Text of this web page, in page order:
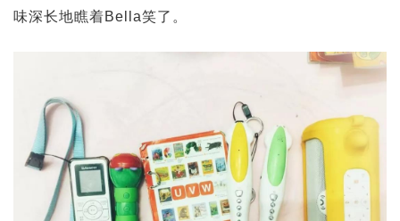
味深长地瞧着Bella笑了。